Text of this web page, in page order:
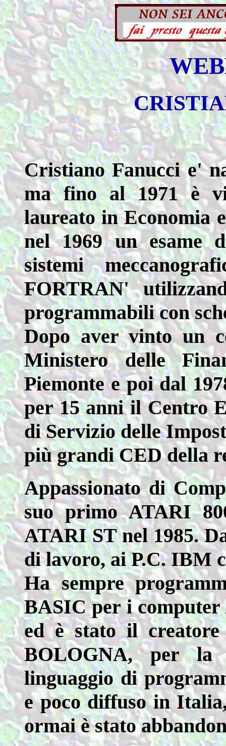
Cristiano Fanucci e'
ma fino al 1971 è
laureato in Economia
nel 1969 un esame
sistemi
FORTRAN'
programmabili con
Dopo aver vinto un
Ministero delle
Piemonte e poi dal
per 15 anni il Centro
di Servizio delle
più grandi CED della
Appassionato di
suo primo ATARI
ATARI ST nel 1985.
di lavoro, ai P.C. IBM
Ha sempre
BASIC per i
ed è stato il
BOLOGNA, per la
linguaggio di
e poco diffuso in
ormai è stato